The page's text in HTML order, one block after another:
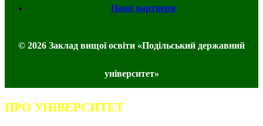
Наші партнери
© 2026 Заклад вищої освіти «Подільський державний
університет»
ПРО УНІВЕРСИТЕТ